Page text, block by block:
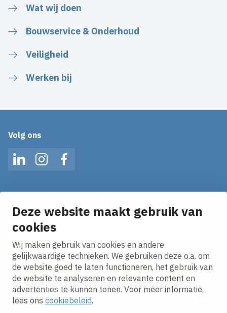
Deze website maakt gebruik van
cookies
Wij maken gebruik van cookies en andere
gelijkwaardige technieken. We gebruiken deze o.a. om
de website goed te laten functioneren, het gebruik van
de website te analyseren en relevante content en
advertenties te kunnen tonen. Voor meer informatie,
lees ons cookiebeleid.
Wat wij doen
Bouwservice & Onderhoud
Veiligheid
Werken bij
Volg ons
LinkedInInstagramFacebook
Ontvang onze nieuws alerts in je mailbox!
E-mailadres
Ik ga akkoord met hetprivacy statement.